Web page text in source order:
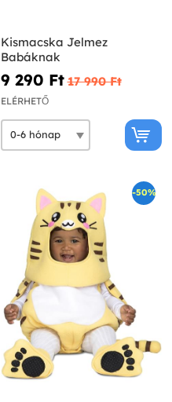
Kismacska Jelmez
Babáknak
9 290 Ft‎ 17 990 Ft‎
ELÉRHETŐ
-50%